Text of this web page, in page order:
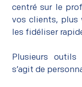
centré sur le
vos clients, plus
les fidéliser
Plusieurs outils
s’agit de